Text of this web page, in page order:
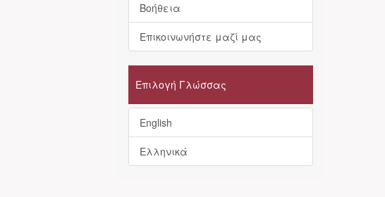
Βοήθεια
Επικοινωνήστε μαζί μας
Επιλογή Γλώσσας
English
Ελληνικά